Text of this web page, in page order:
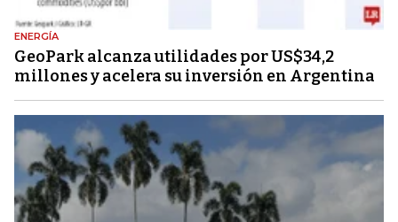
ENERGÍA
GeoPark alcanza utilidades por US$34,2
millones y acelera su inversión en Argentina